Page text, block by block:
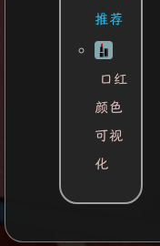
推荐
口红
颜色
可视
化